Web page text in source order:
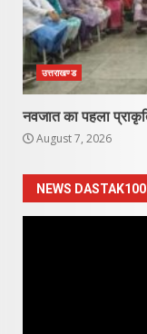
उत्तराखण्ड
नवजात का पहला
August 7, 2026
NEWS